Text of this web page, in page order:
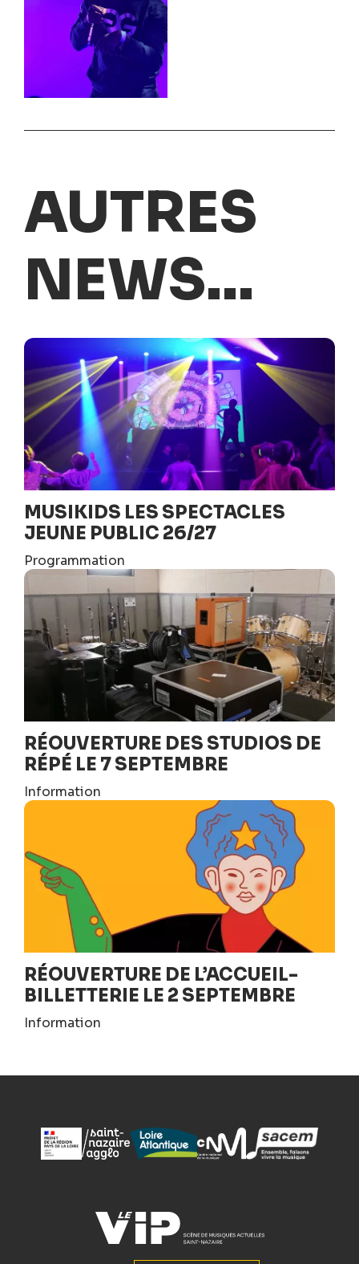
AUTRES
NEWS...
MUSIKIDS LES SPECTACLES
JEUNE PUBLIC 26/27
Programmation
RÉOUVERTURE DES STUDIOS DE
RÉPÉ LE 7 SEPTEMBRE
Information
RÉOUVERTURE DE L’ACCUEIL-
BILLETTERIE LE 2 SEPTEMBRE
Information